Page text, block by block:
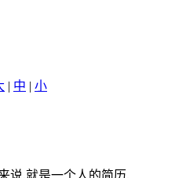
| 中 | 小
说,就是一个人的简历.